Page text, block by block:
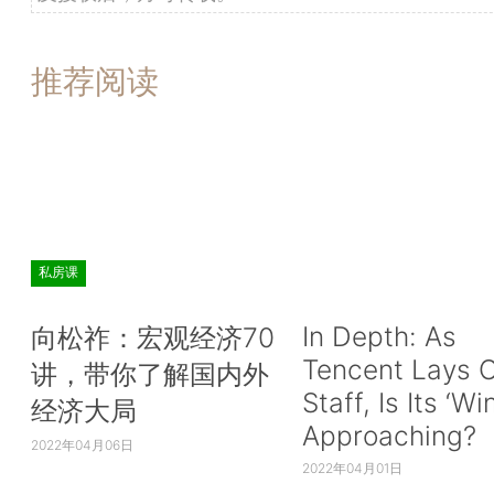
推荐阅读
私房课
向松祚：宏观经济70
讲，带你了解国内外
经济大局
2022年04月06日
In Depth: As
Tencent Lays
Staff, Is Its
Approaching?
2022年04月01日